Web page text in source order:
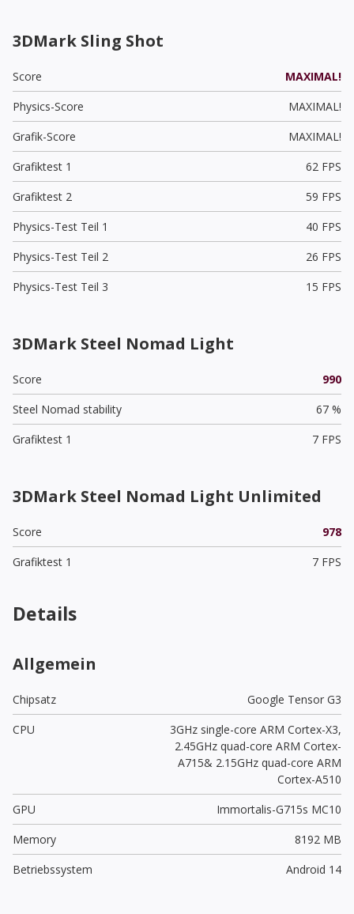
3DMark Sling Shot
Score
MAXIMAL!
Physics-Score
MAXIMAL!
Grafik-Score
MAXIMAL!
Grafiktest 1
62 FPS
Grafiktest 2
59 FPS
Physics-Test Teil 1
40 FPS
Physics-Test Teil 2
26 FPS
Physics-Test Teil 3
15 FPS
3DMark Steel Nomad Light
Score
990
Steel Nomad stability
67 %
Grafiktest 1
7 FPS
3DMark Steel Nomad Light Unlimited
Score
978
Grafiktest 1
7 FPS
Details
Allgemein
Chipsatz
Google Tensor G3
CPU
3GHz single-core ARM Cortex-X3,
2.45GHz quad-core ARM Cortex-
A715& 2.15GHz quad-core ARM
Cortex-A510
GPU
Immortalis-G715s MC10
Memory
8192 MB
Betriebssystem
Android 14